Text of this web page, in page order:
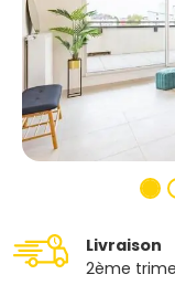
Livraison
2ème